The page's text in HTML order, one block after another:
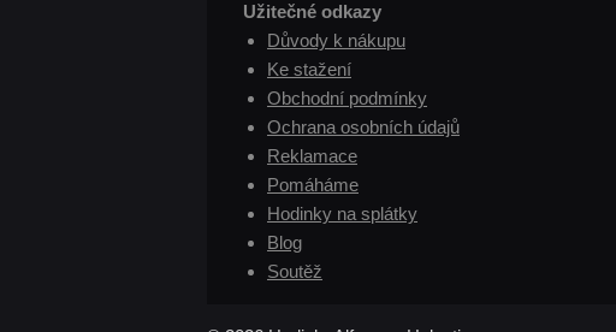
Užitečné odkazy
Důvody k nákupu
Ke stažení
Obchodní podmínky
Ochrana osobních údajů
Reklamace
Pomáháme
Hodinky na splátky
Blog
Soutěž